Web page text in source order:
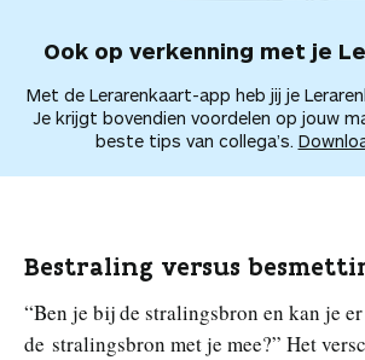
Ook op verkenning met je
Met de Lerarenkaart-app heb jij je
Je krijgt bovendien voordelen op jouw
beste tips van collega’s.
Bestraling versus
“Ben je bij de stralingsbron en kan je
de stralingsbron met je mee?” Het